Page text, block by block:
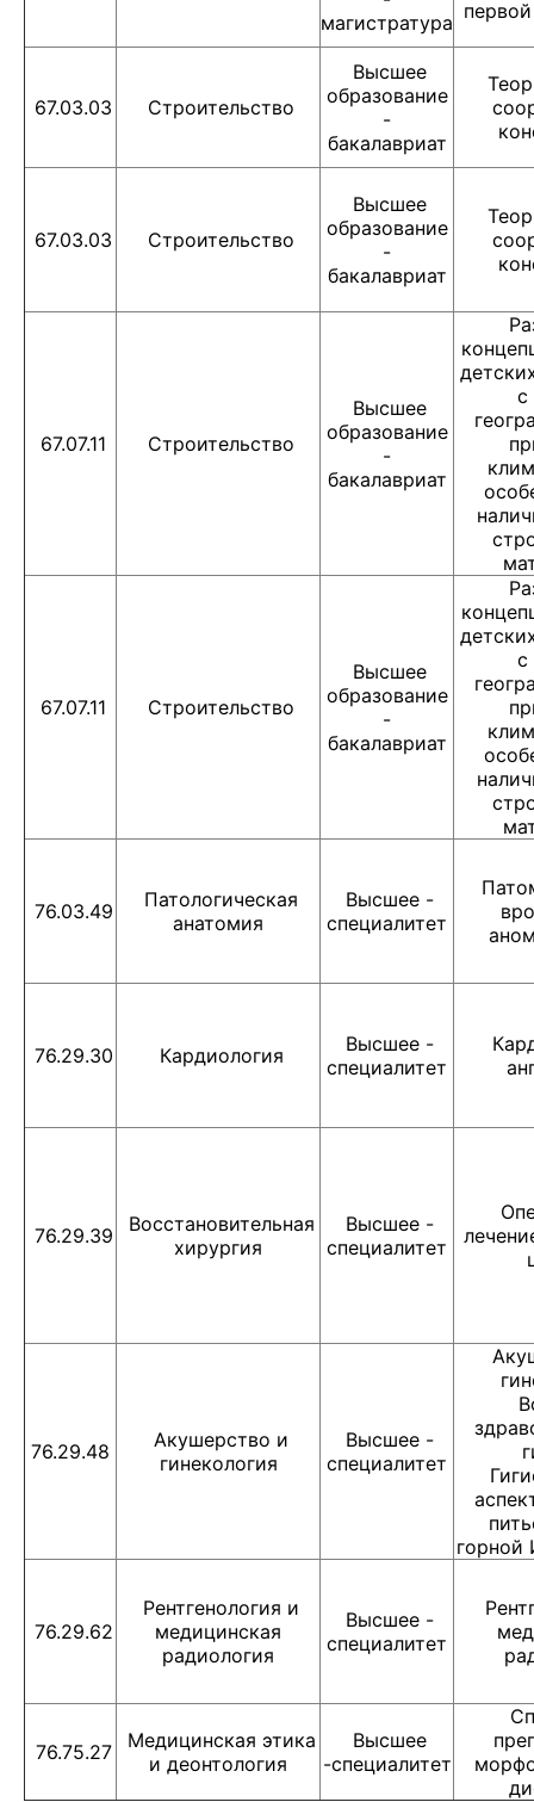
магистратура
67.03.03 Строительство
Высшее
образование
-
бакалавриат
67.03.03 Строительство
Высшее
образование
-
бакалавриат
67.07.11 Строительство
Высшее
образование
-
бакалавриат
с
67.07.11 Строительство
Высшее
образование
-
бакалавриат
с
76.03.49
Патологическая
анатомия
Высшее -
специалитет
76.29.30 Кардиология
Высшее -
специалитет
76.29.39
Восстановительная
хирургия
Высшее -
специалитет
76.29.48
Акушерство и
гинекология
Высшее -
специалитет
76.29.62
Рентгенология и
медицинская
радиология
Высшее -
специалитет
76.75.27
Медицинская этика
и деонтология
Высшее
-специалитет